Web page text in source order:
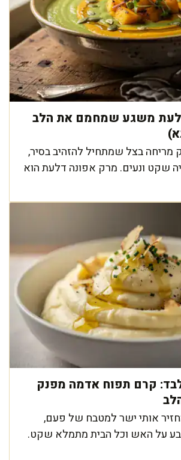
משגע שמחמם את הלב
מריחה בצל שמתחיל להזהיב בסיר,
שקט ונעים. מרק אפונה דלעת הוא
קרם תפוח אדמה מפנק
אותי ישר למטבח של פעם,
על האש וכל הבית מתמלא שקט.